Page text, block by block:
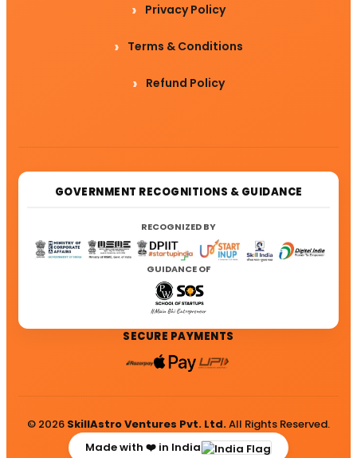
Privacy Policy
Terms & Conditions
Refund Policy
GOVERNMENT RECOGNITIONS & GUIDANCE
RECOGNIZED BY
GUIDANCE OF
SECURE PAYMENTS
© 2026 SkillAstro Ventures Pvt. Ltd.All Rights Reserved.
Made with ❤️ in India